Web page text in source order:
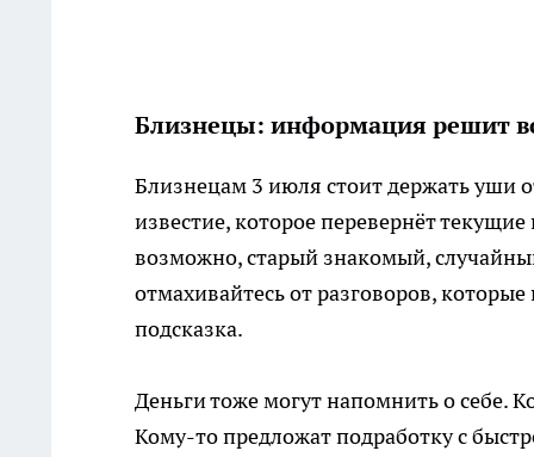
Близнецы: информация решит
Близнецам 3 июля стоит держать уши
известие, которое перевернёт
возможно, старый знакомый,
отмахивайтесь от разговоров,
подсказка.
Деньги тоже могут напомнить о себе.
Кому-то предложат подработку с